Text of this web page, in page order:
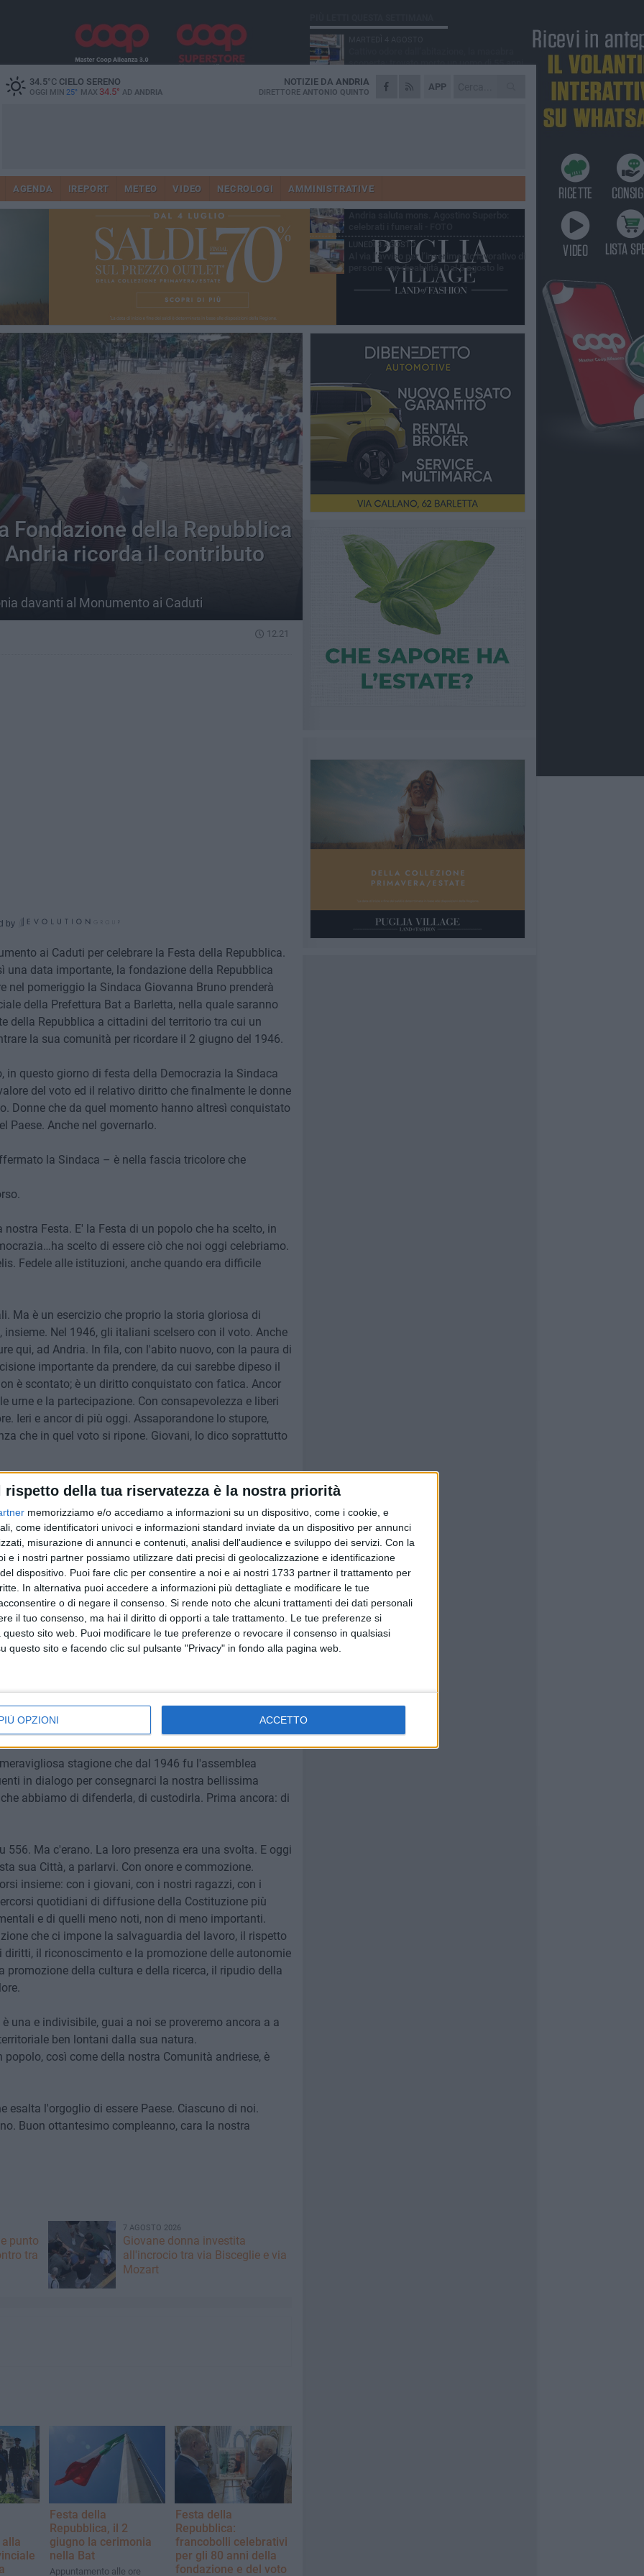
rispetto della tua riservatezza è la nostra priorità
memorizziamo e/o accediamo a informazioni su un dispositivo, come i cookie, e
come identificatori univoci e informazioni standard inviate da un dispositivo per annunci
misurazione di annunci e contenuti, analisi dell'audience e sviluppo dei servizi. Con la
e i nostri partner possiamo utilizzare dati precisi di geolocalizzazione e identificazione
dispositivo. Puoi fare clic per consentire a noi e ai nostri 1733 partner il trattamento per
In alternativa puoi accedere a informazioni più dettagliate e modificare le tue
o di negare il consenso. Si rende noto che alcuni trattamenti dei dati personali
il tuo consenso, ma hai il diritto di opporti a tale trattamento. Le tue preferenze si
sito web. Puoi modificare le tue preferenze o revocare il consenso in qualsiasi
questo sito e facendo clic sul pulsante "Privacy" in fondo alla pagina web.
OPZIONI ACCETTO
34.5°CCIELO SERENO
OGGI MIN 25° MAX 34.5° AD ANDRIA
APP
NOTIZIE DA ANDRIA
DIRETTORE ANTONIO QUINTO
AGENDA IREPORT METEO VIDEO NECROLOGI AMMINISTRATIVE
Fondazione della Repubblica
ricorda il contributo
davanti al Monumento ai Caduti
12.21
by
ai Caduti per celebrare la Festa della Repubblica.
una data importante, la fondazione della Repubblica
nel pomeriggio la Sindaca Giovanna Bruno prenderà
della Prefettura Bat a Barletta, nella quale saranno
della Repubblica a cittadini del territorio tra cui un
la sua comunità per ricordare il 2 giugno del 1946.
in questo giorno di festa della Democrazia la Sindaca
del voto ed il relativo diritto che finalmente le donne
Donne che da quel momento hanno altresì conquistato
Paese. Anche nel governarlo.
la Sindaca – è nella fascia tricolore che
Festa. E' la Festa di un popolo che ha scelto, in
scelto di essere ciò che noi oggi celebriamo.
Fedele alle istituzioni, anche quando era difficile
Ma è un esercizio che proprio la storia gloriosa di
Nel 1946, gli italiani scelsero con il voto. Anche
qui, ad Andria. In fila, con l'abito nuovo, con la paura di
importante da prendere, da cui sarebbe dipeso il
è scontato; è un diritto conquistato con fatica. Ancor
urne e la partecipazione. Con consapevolezza e liberi
Ieri e ancor di più oggi. Assaporandone lo stupore,
che in quel voto si ripone. Giovani, lo dico soprattutto
elezione a sindaca di questa meravigliosa città, questa
tutta l'emozione di quel primo voto femminile di
mi avete donato con l'abbraccio collettivo di un risultato
può avere questo riferimento? vi starete forse
questa fascia tricolore che avete deciso in tantissimi che
la forza della Repubblica. Una Repubblica che ha
ma anche il dovere di fare la propria parte, così
non è solo a Roma, nei palazzi o nelle celebrazioni
sbrighiamo in questo Comune. E' in ogni vigile
la strada; è in ogni cittadino che rispetta le regole,
parte. E' in ogni genitore che educa, senza delegare ad
in ogni atto che dice Comunità. Che ripudia la
la Pace.
stagione che dal 1946 fu l'assemblea
in dialogo per consegnarci la nostra bellissima
abbiamo di difenderla, di custodirla. Prima ancora: di
556. Ma c'erano. La loro presenza era una svolta. E oggi
sua Città, a parlarvi. Con onore e commozione.
insieme: con i giovani, con i nostri ragazzi, con i
quotidiani di diffusione della Costituzione più
e di quelli meno noti, non di meno importanti.
che ci impone la salvaguardia del lavoro, il rispetto
il riconoscimento e la promozione delle autonomie
della cultura e della ricerca, il ripudio della
una e indivisibile, guai a noi se proveremo ancora a a
ben lontani dalla sua natura.
così come della nostra Comunità andriese, è
esalta l'orgoglio di essere Paese. Ciascuno di noi.
Buon ottantesimo compleanno, cara la nostra
punto
tra
7 AGOSTO 2026
Giovane donna investita
all'incrocio tra via Bisceglie e via
Mozart
Festa della
Repubblica, il 2
giugno la cerimonia
nella Bat
Appuntamento alle ore
Festa della
Repubblica:
francobolli celebrativi
per gli 80 anni della
fondazione e del voto
scoperta: trovato morto un uomo di 55 anni
SABATO 1 AGOSTO
"3 vite. 2 impegni. 1 strada": ad Andria
Scompare prematuramente l'avvocato
Beppe Tortora
MARTEDÌ 4 AGOSTO
LUNEDÌ 3 AGOSTO
Al via l’avviso per l’inserimento lavorativo di
persone con disabilità. Dal 5 agosto le